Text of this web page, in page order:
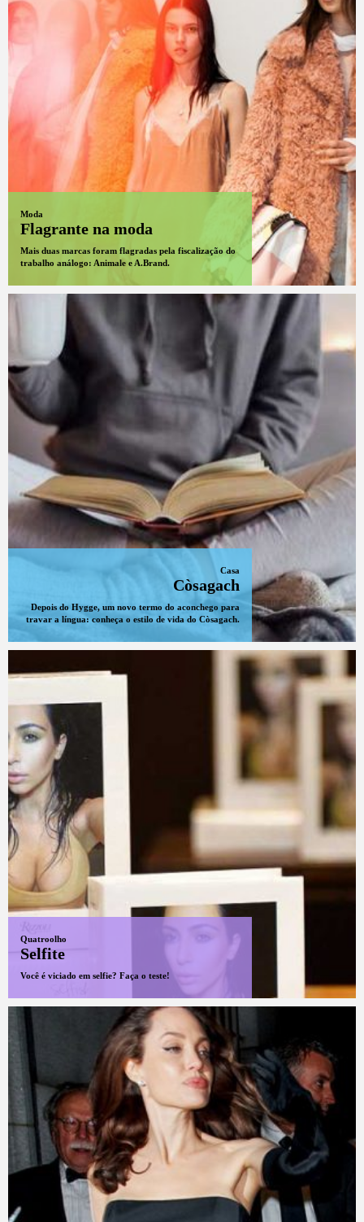
Moda
Flagrante na moda
Mais duas marcas foram flagradas pela fiscalização do
trabalho análogo: Animale e A.Brand.
Casa
Còsagach
Depois do Hygge, um novo termo do aconchego para
travar a língua: conheça o estilo de vida do Còsagach.
Quatroolho
Selfite
Você é viciado em selfie? Faça o teste!